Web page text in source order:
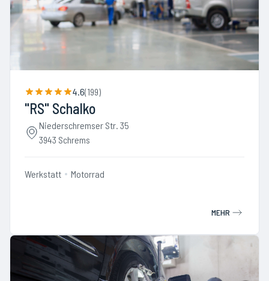
4.6(199)
"RS" Schalko
Niederschremser Str. 35
3943 Schrems
Werkstatt Motorrad
MEHR